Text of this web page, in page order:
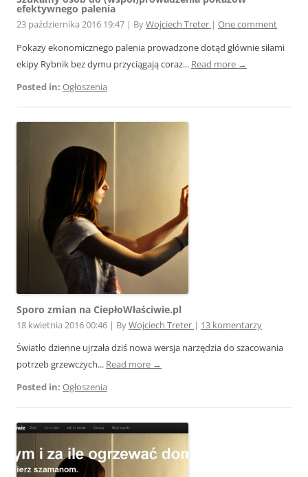
efektywnego palenia
23 października 2016 19:47 | ByWojciech Treter | One comment
Pokazy ekonomicznego palenia prowadzone dotąd głównie siłami
ekipy Rybnik bez dymu przyciągają coraz... Read more →
Posted in: Ogłoszenia
Sporo zmian na CiepłoWłaściwie.pl
18 kwietnia 2016 00:46 | ByWojciech Treter | 13 komentarzy
Światło dzienne ujrzała dziś nowa wersja narzędzia do szacowania
potrzeb grzewczych... Read more →
Posted in: Ogłoszenia